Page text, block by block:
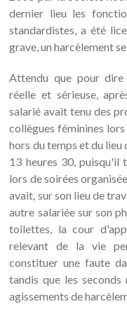
dernier lieu les
standardistes, a été
grave, un harcèlement
Attendu que pour dire
réelle et sérieuse,
salarié avait tenu des
collègues féminines
hors du temps et du
13 heures 30, puisqu'il
lors de soirées
avait, sur son lieu de
autre salariée sur son
toilettes, la cour
relevant de la vie
constituer une faute
tandis que les
agissements de